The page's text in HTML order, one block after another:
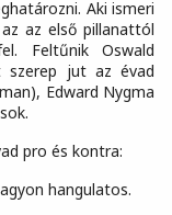
Aki ismeri
az első pillanattól
Feltűnik Oswald
szerep jut az évad
Edward Nygma
pro és kontra:
hangulatos.